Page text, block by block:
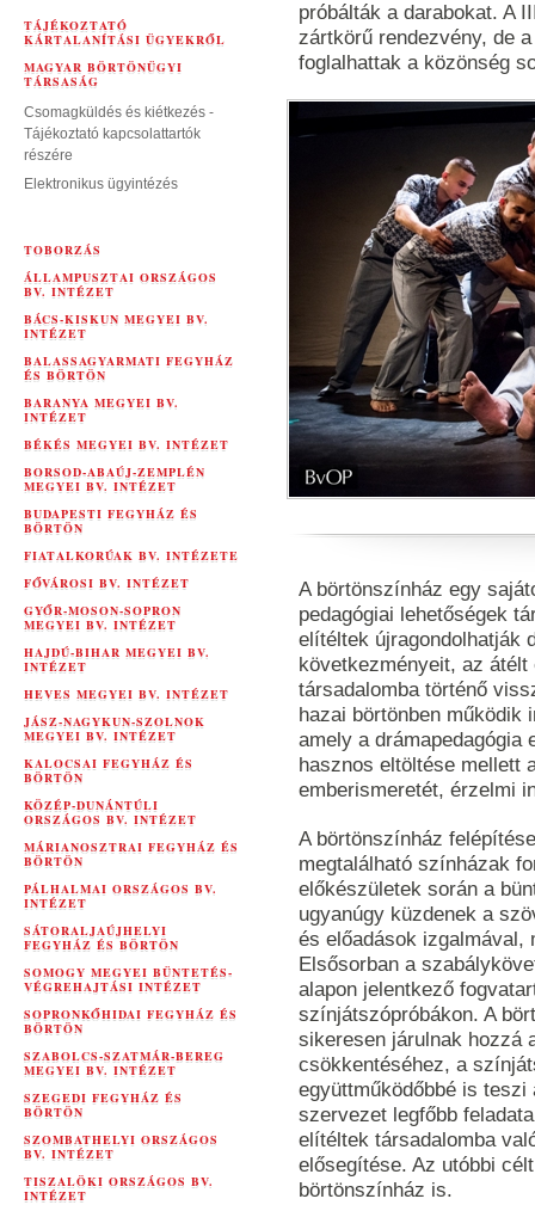
TÁJÉKOZTATÓ
KÁRTALANÍTÁSI ÜGYEKRŐL
MAGYAR BÖRTÖNÜGYI
TÁRSASÁG
Csomagküldés és kiétkezés -
Tájékoztató kapcsolattartók
részére
Elektronikus ügyintézés
TOBORZÁS
ÁLLAMPUSZTAI ORSZÁGOS
BV. INTÉZET
BÁCS-KISKUN MEGYEI BV.
INTÉZET
BALASSAGYARMATI FEGYHÁZ
ÉS BÖRTÖN
BARANYA MEGYEI BV.
INTÉZET
BÉKÉS MEGYEI BV. INTÉZET
BORSOD-ABAÚJ-ZEMPLÉN
MEGYEI BV. INTÉZET
BUDAPESTI FEGYHÁZ ÉS
BÖRTÖN
FIATALKORÚAK BV. INTÉZETE
FŐVÁROSI BV. INTÉZET
GYŐR-MOSON-SOPRON
MEGYEI BV. INTÉZET
HAJDÚ-BIHAR MEGYEI BV.
INTÉZET
HEVES MEGYEI BV. INTÉZET
JÁSZ-NAGYKUN-SZOLNOK
MEGYEI BV. INTÉZET
KALOCSAI FEGYHÁZ ÉS
BÖRTÖN
KÖZÉP-DUNÁNTÚLI
ORSZÁGOS BV. INTÉZET
MÁRIANOSZTRAI FEGYHÁZ ÉS
BÖRTÖN
PÁLHALMAI ORSZÁGOS BV.
INTÉZET
SÁTORALJAÚJHELYI
FEGYHÁZ ÉS BÖRTÖN
SOMOGY MEGYEI BÜNTETÉS-
VÉGREHAJTÁSI INTÉZET
SOPRONKŐHIDAI FEGYHÁZ ÉS
BÖRTÖN
SZABOLCS-SZATMÁR-BEREG
MEGYEI BV. INTÉZET
SZEGEDI FEGYHÁZ ÉS
BÖRTÖN
SZOMBATHELYI ORSZÁGOS
BV. INTÉZET
TISZALÖKI ORSZÁGOS BV.
INTÉZET
próbálták a darabokat. A
zártkörű rendezvény, de
foglalhattak a közönség
A börtönszínház egy
pedagógiai lehetőségek
elítéltek újragondolhatják
következményeit, az
társadalomba történő
hazai börtönben
amely a drámapedagógia
hasznos eltöltése mellett
emberismeretét, érzelmi
A börtönszínház
megtalálható színházak
előkészületek során a
ugyanúgy küzdenek a
és előadások
Elsősorban a
alapon jelentkező
színjátszópróbákon. A
sikeresen járulnak hozzá
csökkentéséhez, a
együttműködőbbé is
szervezet legfőbb
elítéltek társadalomba
elősegítése. Az utóbbi
börtönszínház is.